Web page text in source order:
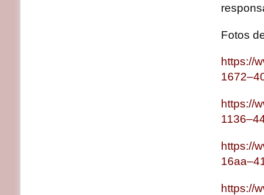
Fotos
https://
https://
https://
https://